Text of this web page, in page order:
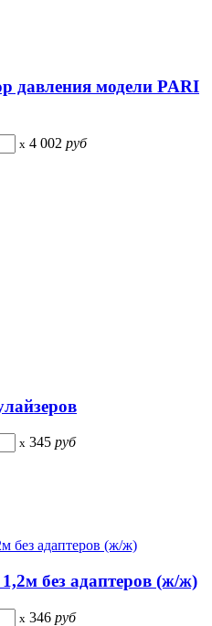
давления модели PARI
x 4 002 руб
x 345 руб
без адаптеров (ж/ж)
x 346 руб